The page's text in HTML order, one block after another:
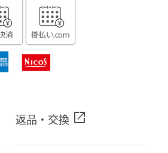
返品・交換 open_in_new